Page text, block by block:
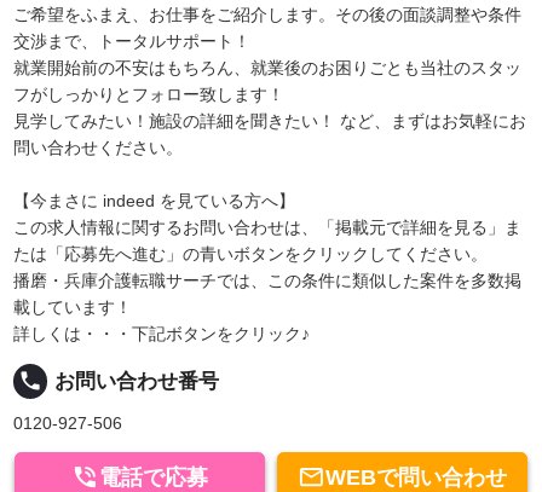
ご希望をふまえ、お仕事をご紹介します。その後の面談調整や条件
交渉まで、トータルサポート！
就業開始前の不安はもちろん、就業後のお困りごとも当社のスタッ
フがしっかりとフォロー致します！
見学してみたい！施設の詳細を聞きたい！ など、まずはお気軽にお
問い合わせください。
【今まさに indeed を見ている方へ】
この求人情報に関するお問い合わせは、「掲載元で詳細を見る」ま
たは「応募先へ進む」の青いボタンをクリックしてください。
播磨・兵庫介護転職サーチでは、この条件に類似した案件を多数掲
載しています！
詳しくは・・・下記ボタンをクリック♪
local_phone お問い合わせ番号
0120-927-506
WEBで問い合わせ
 電話で応募